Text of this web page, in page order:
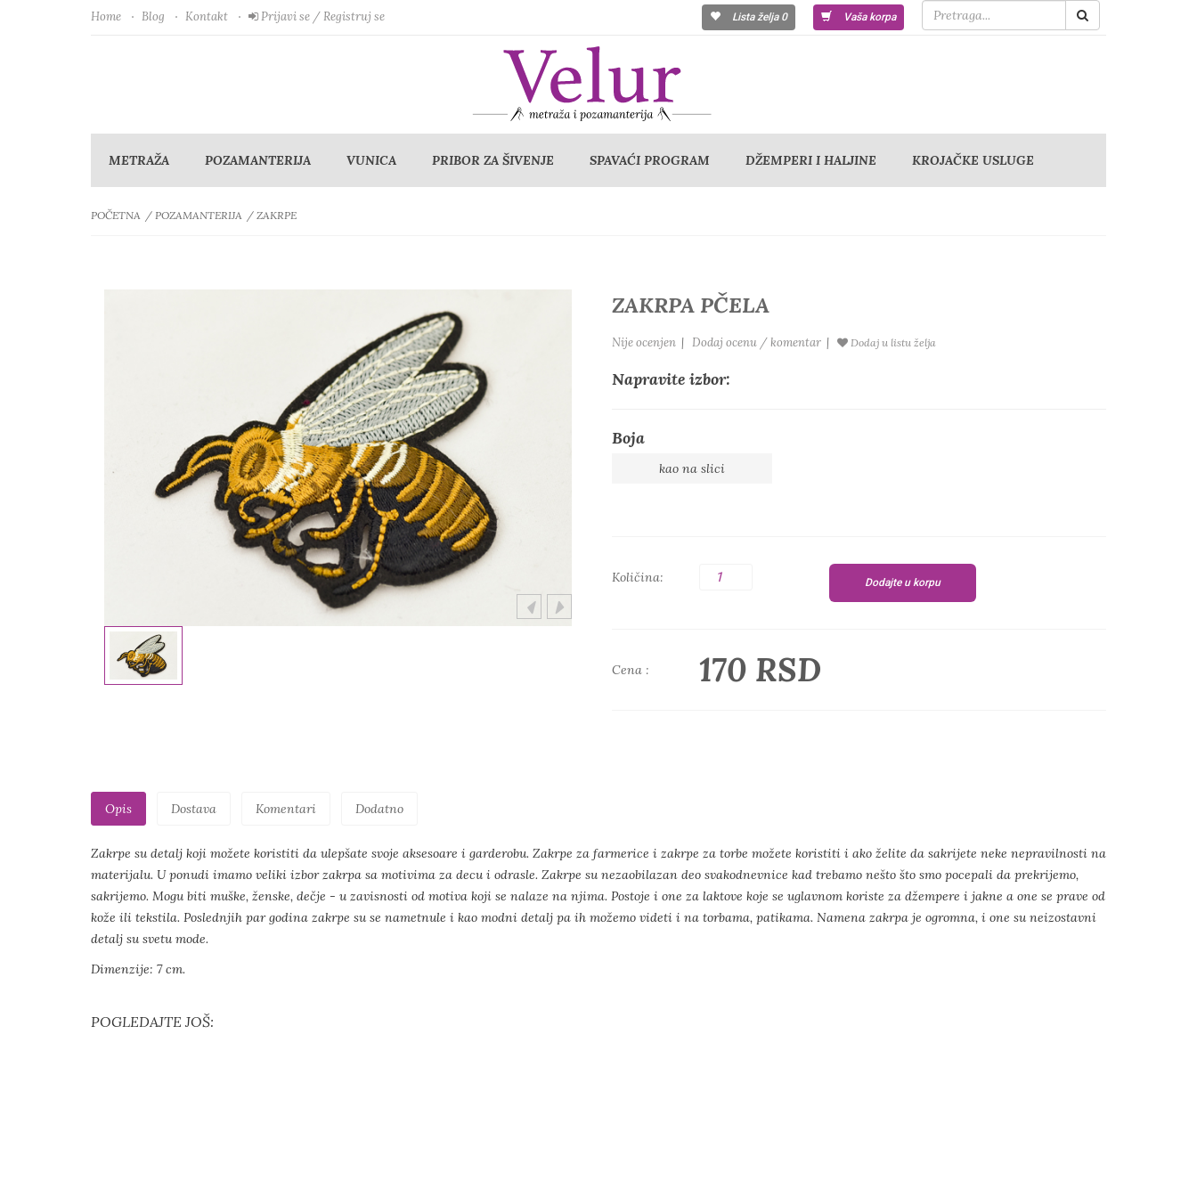
Home Blog Kontakt Prijavi se / Registruj se Lista želja 0 Vaša korpa
METRAŽA POZAMANTERIJA VUNICA PRIBOR ZA ŠIVENJE SPAVAĆI PROGRAM DŽEMPERI I HALJINE KROJAČKE USLUGE
POČETNA POZAMANTERIJA ZAKRPE
ZAKRPA PČELA
Nije ocenjen | Dodaj ocenu / komentar | Dodaj u listu želja
Napravite izbor:
Boja
kao na slici
Količina: Dodajte u korpu
Cena : 170 RSD
Opis Dostava Komentari Dodatno
Zakrpe su detalj koji možete koristiti da ulepšate svoje aksesoare i garderobu. Zakrpe za farmerice i zakrpe za torbe možete koristiti i ako želite da sakrijete neke nepravilnosti na
materijalu. U ponudi imamo veliki izbor zakrpa sa motivima za decu i odrasle. Zakrpe su nezaobilazan deo svakodnevnice kad trebamo nešto što smo pocepali da prekrijemo,
sakrijemo. Mogu biti muške, ženske, dečje - u zavisnosti od motiva koji se nalaze na njima. Postoje i one za laktove koje se uglavnom koriste za džempere i jakne a one se prave od
kože ili tekstila. Poslednjih par godina zakrpe su se nametnule i kao modni detalj pa ih možemo videti i na torbama, patikama. Namena zakrpa je ogromna, i one su neizostavni
detalj su svetu mode.
Dimenzije: 7 cm.
POGLEDAJTE JOŠ: